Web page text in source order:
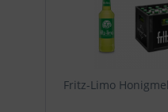
Fritz-Limo